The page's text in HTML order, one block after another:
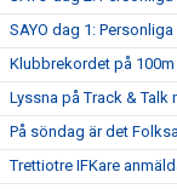
SAYO dag 1: Personliga
Klubbrekordet på 100m
Lyssna på Track & Talk
På söndag är det
Trettiotre IFKare